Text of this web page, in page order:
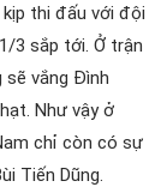
thi đấu với đội
3 sắp tới. Ở trận
sẽ vắng Đình
Như vậy ở
chỉ còn có sự
Tiến Dũng.